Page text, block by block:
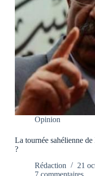
Opinion
La tournée sahélienne
?
Rédaction
21